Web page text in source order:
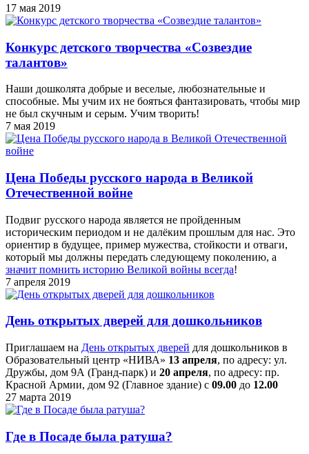
17 мая 2019
Конкурс детского творчества «Созвездие
талантов»
Наши дошколята добрые и веселые, любознательные и
способные. Мы учим их не бояться фантазировать, чтобы мир
не был скучным и серым. Учим творить!
7 мая 2019
Цена Победы русского народа в Великой
Отечественной войне
Подвиг русского народа является не пройденным
историческим периодом и не далёким прошлым для нас. Это
ориентир в будущее, пример мужества, стойкости и отваги,
который мы должны передать следующему поколению, а
значит помнить историю Великой войны всегда!
7 апреля 2019
День открытых дверей для дошкольников
Приглашаем на День открытых дверей для дошкольников в
Образовательный центр «НИВА» 13 апреля, по адресу: ул.
Дружбы, дом 9А (Гранд-парк) и 20 апреля, по адресу: пр.
Красной Армии, дом 92 (Главное здание) с 09.00 до 12.00
27 марта 2019
Где в Посаде была ратуша?